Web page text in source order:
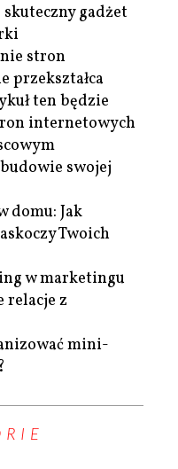
gadżet
stron
przekształca
ten będzie
internetowych
swojej
domu: Jak
Twoich
w marketingu
relacje z
mini-